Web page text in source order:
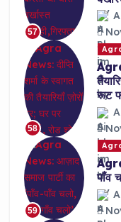
57
58
रूट
59
पाँव